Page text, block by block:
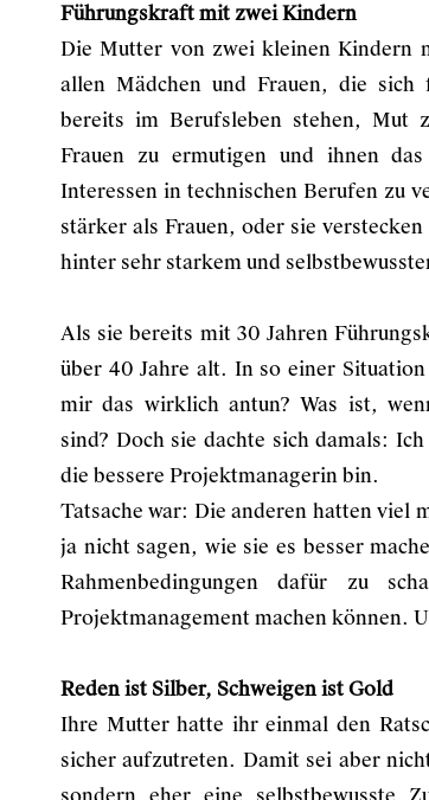
Führungskraft mit zwei Kindern
Die Mutter von zwei kleinen Kindern
allen Mädchen und Frauen, die sich
bereits im Berufsleben stehen, Mut
Frauen zu ermutigen und ihnen
Interessen in technischen Berufen zu
stärker als Frauen, oder sie
hinter sehr starkem und
Als sie bereits mit 30 Jahren
über 40 Jahre alt. In so einer
mir das wirklich antun? Was ist,
sind? Doch sie dachte sich damals:
die bessere Projektmanagerin bin.
Tatsache war: Die anderen hatten viel
ja nicht sagen, wie sie es besser
Rahmenbedingungen dafür zu
Projektmanagement machen können.
Reden ist Silber, Schweigen ist Gold
Ihre Mutter hatte ihr einmal den
sicher aufzutreten. Damit sei aber